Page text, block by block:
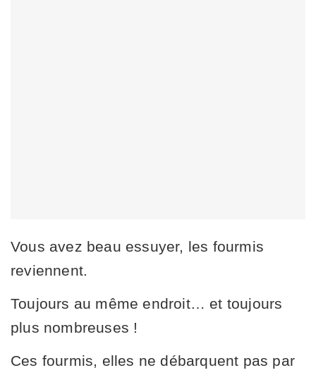
Vous avez beau essuyer, les fourmis
reviennent.
Toujours au même endroit… et toujours
plus nombreuses !
Ces fourmis, elles ne débarquent pas par